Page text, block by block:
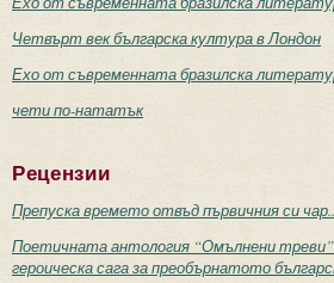
Четвърт век българска култура в Лондон
Ехо от съвременната бразилска
чети по-нататък
Рецензии
Препуска времето отвъд първичния си
Поетичната антология “Омълнени
героическа сага за преобърнатото